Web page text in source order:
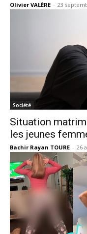
Olivier VALÈRE - 23
Société
Situation
les jeunes
Bachir Rayan TOURE - 26